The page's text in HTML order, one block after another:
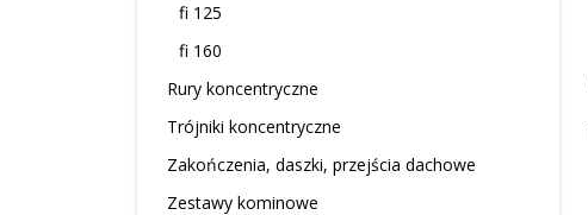
fi 125
fi 160
Rury koncentryczne
Trójniki koncentryczne
Zakończenia, daszki, przejścia dachowe
Zestawy kominowe